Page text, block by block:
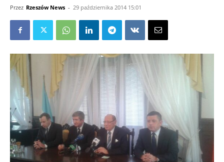
Przez Rzeszów News - 29 października 2014 15:01